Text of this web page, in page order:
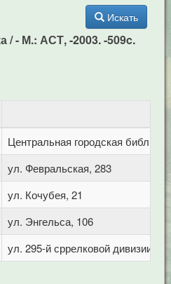
Искать
/ - М.: АСТ, -2003. -509c.
Центральная городская
ул. Февральская, 283
ул. Кочубея, 21
ул. Энгельса, 106
ул. 295-й сррелковой дивизии,